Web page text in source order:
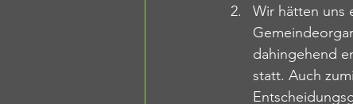
Wir hätten uns
dahingehend
statt. Auch